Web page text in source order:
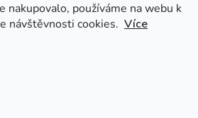
nakupovalo, používáme na webu k
návštěvnosti cookies. Více